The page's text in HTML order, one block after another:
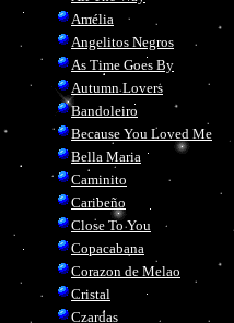
Amélia
Angelitos Negros
As Time Goes By
Autumn Lovers
Bandoleiro
Because You Loved Me
Bella Maria
Caminito
Caribeño
Close To You
Copacabana
Corazon de Melao
Cristal
Czardas